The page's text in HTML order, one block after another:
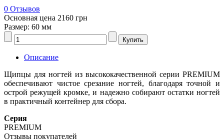
0 Отзывов
Основная цена 2160 грн
Размер: 60 мм
Описание
Щипцы для ногтей из высококачественной серии PREMIUM
обеспечивают чистое срезание ногтей, благодаря точной и
острой режущей кромке, и надежно собирают остатки ногтей
в практичный контейнер для сбора.
Серия
PREMIUM
Отзывы покупателей